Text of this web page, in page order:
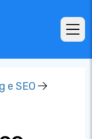
e SEO